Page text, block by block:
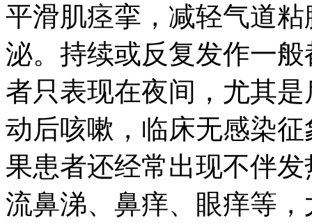
平滑肌痉挛，减轻气道
泌。持续或反复发作一
者只表现在夜间，尤其
动后咳嗽，临床无感染
果患者还经常出现不伴
流鼻涕、鼻痒、眼痒等